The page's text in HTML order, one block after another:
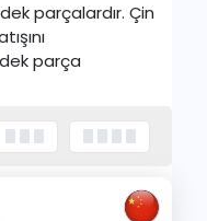
parçalardır. Çin
parça